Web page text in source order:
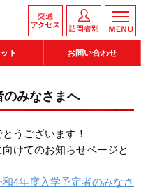
ト お問い合わせ
みなさまへ
うございます！
けてのお知らせページと
和4年度入学予定者のみなさ